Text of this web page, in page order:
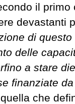
il primo
devastanti
di
delle
a stare
finanziate
che